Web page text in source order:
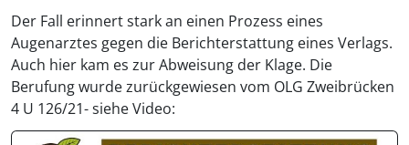
Der Fall erinnert stark an einen Prozess eines
Augenarztes gegen die Berichterstattung eines Verlags.
Auch hier kam es zur Abweisung der Klage. Die
Berufung wurde zurückgewiesen vom OLG Zweibrücken
4 U 126/21- siehe Video: